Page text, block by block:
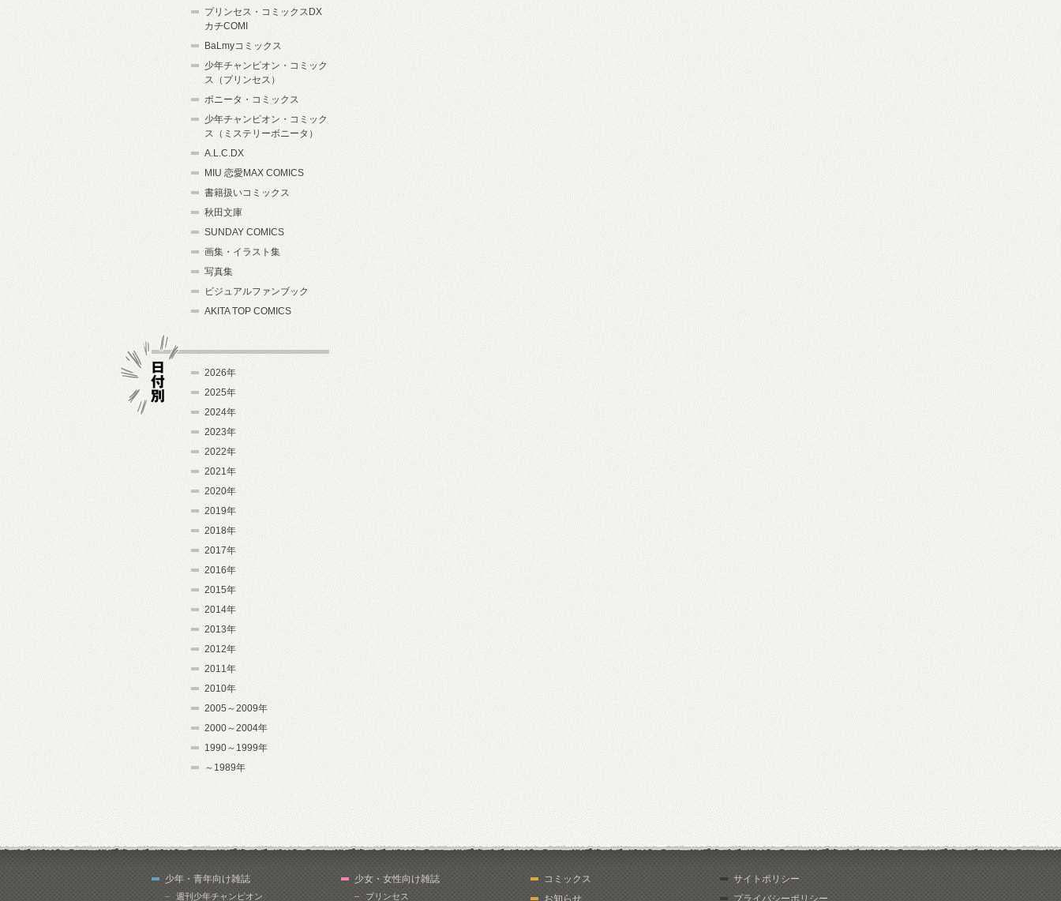
プリンセス・コミックスDX
カチCOMI
BaLmyコミックス
少年チャンピオン・コミック
ス（プリンセス）
ボニータ・コミックス
少年チャンピオン・コミック
ス（ミステリーボニータ）
A.L.C.DX
MIU 恋愛MAX COMICS
書籍扱いコミックス
秋田文庫
SUNDAY COMICS
画集・イラスト集
写真集
ビジュアルファンブック
AKITA TOP COMICS
2026年
2025年
2024年
2023年
2022年
2021年
2020年
2019年
2018年
2017年
2016年
2015年
2014年
2013年
2012年
2011年
2010年
2005～2009年
2000～2004年
1990～1999年
～1989年
少年・青年向け雑誌
週刊少年チャンピオン
少女・女性向け雑誌
プリンセス
コミックス
お知らせ
サイトポリシー
プライバシーポリシー